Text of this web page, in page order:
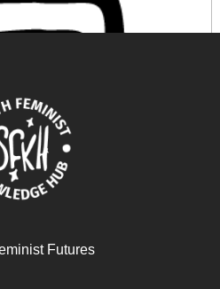
A gender lens on progress
Futures